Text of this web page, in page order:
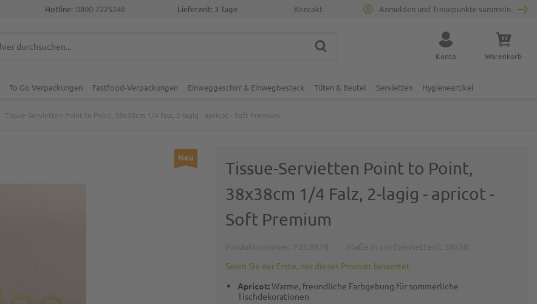
Kontakt
Lieferzeit: 3 Tage
Hotline: 0800-7225246 Anmelden und Treuepunkte sammeln
Suche schließen
SUCHE Konto Warenkorb
To Go Verpackungen Fastfood-Verpackungen Einweggeschirr & Einwegbesteck Tüten & Beutel Servietten Hygieneartikel
Tissue-Servietten Point to Point, 38x38cm 1/4 Falz, 2-lagig - apricot - Soft Premium
Neu
Tissue-Servietten Point to Point,
38x38cm 1/4 Falz, 2-lagig - apricot -
Soft Premium
Seien Sie der Erste, der dieses Produkt bewertet
Apricot:Warme, freundliche Farbgebung für sommerliche
Tischdekorationen